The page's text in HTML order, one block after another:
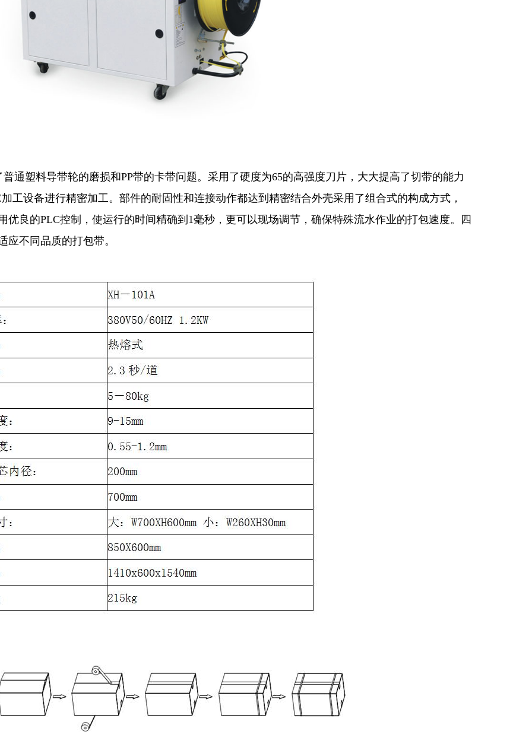
通塑料导带轮的磨损和PP带的卡带问题。采用了硬度为65的高强度刀片，大大提高了切带的能力
工设备进行精密加工。部件的耐固性和连接动作都达到精密结合外壳采用了组合式的构成方式，
优良的PLC控制，使运行的时间精确到1毫秒，更可以现场调节，确保特殊流水作业的打包速度。四
应不同品质的打包带。